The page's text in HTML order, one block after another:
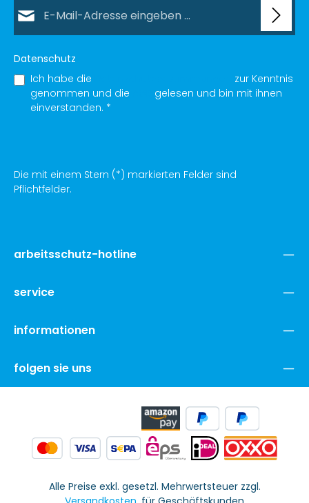
Datenschutz
Ich habe die
zur Kenntnis
genommen und die
gelesen und bin mit ihnen
einverstanden. *
Die mit einem Stern (*) markierten Felder sind
Pflichtfelder.
arbeitsschutz-hotline
service
informationen
folgen sie uns
Alle Preise exkl. gesetzl. Mehrwertsteuer zzgl.